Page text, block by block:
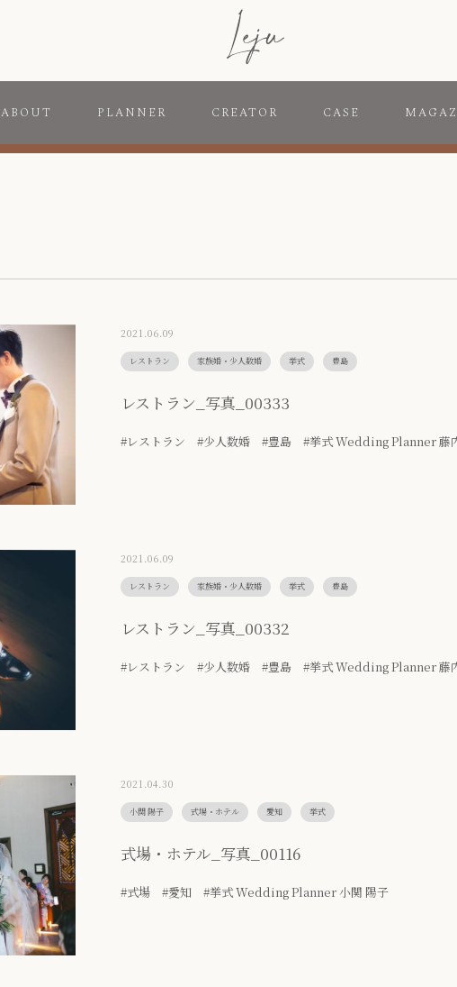
ABOUT PLANNER CREATOR CASE
2021.06.09
レストラン 家族婚・少人数婚 挙式 豊島
レストラン_写真_00333
#レストラン #少人数婚 #豊島 #挙式 Wedding Planner 藤
2021.06.09
レストラン 家族婚・少人数婚 挙式 豊島
レストラン_写真_00332
#レストラン #少人数婚 #豊島 #挙式 Wedding Planner 藤
2021.04.30
小関 陽子 式場・ホテル 愛知 挙式
式場・ホテル_写真_00116
#式場 #愛知 #挙式 Wedding Planner 小関 陽子